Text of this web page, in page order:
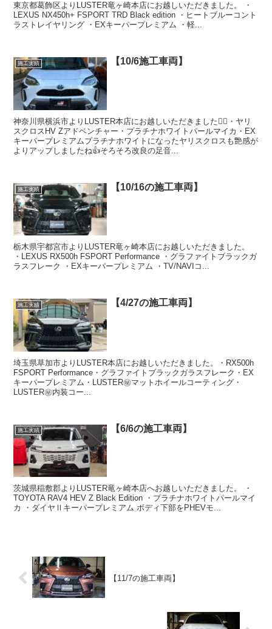
東京都葛飾区よりLUSTER竜ヶ崎本店にお越しいただきました。 ・
LEXUS NX450h+ FSPORT TRD Black edition ・ヒートブルーコント
ラストレイヤリング ・EXキーパープレミアム ・軽...
施工実績 【10/6施工車両】
神奈川県横浜市よりLUSTER本店にお越しいただきました🙇‍♂️・ヤリ
スクロスHV Zアドベンチャー・プラチナホワイトパールマイカ・EX
キーパープレミアムプラチナホワイトになったヤリスクロスも艶感が
よりアップしましたね👍そろそろ改良の足音...
施工実績 【10/16の施工車両】
栃木県宇都宮市よりLUSTER竜ヶ崎本店にお越しいただきました。
・LEXUS RX500h FSPORT Performance ・グラファイトブラックガ
ラスフレーク ・EXキーパープレミアム ・TV/NAVIコ...
施工実績 【4/27の施工車両】
埼玉県草加市よりLUSTER本店にお越しいただきました。・RX500h
FSPORT Performance・グラファイトブラックガラスフレーク・EX
キーパープレミアム・LUSTER㊙️マットホイールコーティング・
LUSTER㊙️内装コー...
施工実績 【6/6の施工車両】
茨城県稲敷郡よりLUSTER竜ヶ崎本店へお越しいただきました。 ・
TOYOTA RAV4 HEV Z Black Edition ・プラチナホワイトパールマイ
カ ・ダイヤⅡキーパープレミアム ボディ下部をPHEVモ...
【11/7の施工車両】